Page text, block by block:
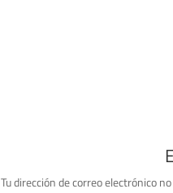
Tu dirección de correo electrónico